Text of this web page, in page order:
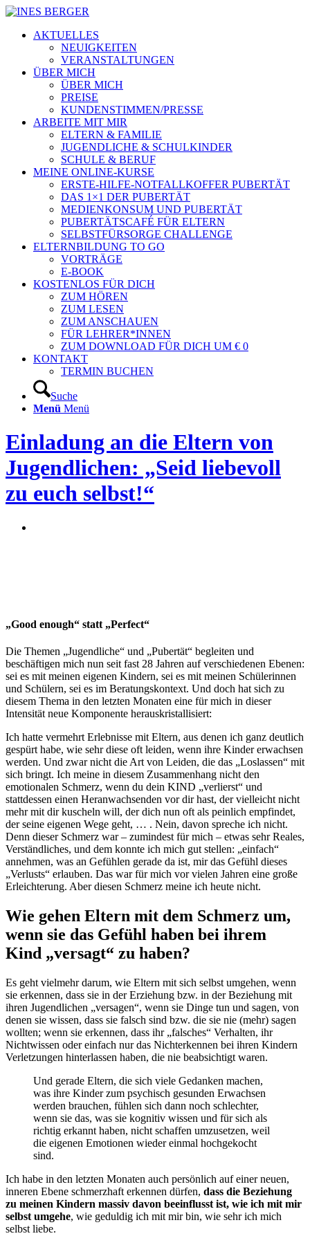
AKTUELLES
NEUIGKEITEN
VERANSTALTUNGEN
ÜBER MICH
ÜBER MICH
PREISE
KUNDENSTIMMEN/PRESSE
ARBEITE MIT MIR
ELTERN & FAMILIE
JUGENDLICHE & SCHULKINDER
SCHULE & BERUF
MEINE ONLINE-KURSE
ERSTE-HILFE-NOTFALLKOFFER PUBERTÄT
DAS 1×1 DER PUBERTÄT
MEDIENKONSUM UND PUBERTÄT
PUBERTÄTSCAFÉ FÜR ELTERN
SELBSTFÜRSORGE CHALLENGE
ELTERNBILDUNG TO GO
VORTRÄGE
E-BOOK
KOSTENLOS FÜR DICH
ZUM HÖREN
ZUM LESEN
ZUM ANSCHAUEN
FÜR LEHRER*INNEN
ZUM DOWNLOAD FÜR DICH UM € 0
KONTAKT
TERMIN BUCHEN
Suche
Menü Menü
Einladung an die Eltern von
Jugendlichen: „Seid liebevoll
zu euch selbst!“
„Good enough“ statt „Perfect“
Die Themen „Jugendliche“ und „Pubertät“ begleiten und
beschäftigen mich nun seit fast 28 Jahren auf verschiedenen Ebenen:
sei es mit meinen eigenen Kindern, sei es mit meinen Schülerinnen
und Schülern, sei es im Beratungskontext. Und doch hat sich zu
diesem Thema in den letzten Monaten eine für mich in dieser
Intensität neue Komponente herauskristallisiert:
Ich hatte vermehrt Erlebnisse mit Eltern, aus denen ich ganz deutlich
gespürt habe, wie sehr diese oft leiden, wenn ihre Kinder erwachsen
werden. Und zwar nicht die Art von Leiden, die das „Loslassen“ mit
sich bringt. Ich meine in diesem Zusammenhang nicht den
emotionalen Schmerz, wenn du dein KIND „verlierst“ und
stattdessen einen Heranwachsenden vor dir hast, der vielleicht nicht
mehr mit dir kuscheln will, der dich nun oft als peinlich empfindet,
der seine eigenen Wege geht, … . Nein, davon spreche ich nicht.
Denn dieser Schmerz war – zumindest für mich – etwas sehr Reales,
Verständliches, und dem konnte ich mich gut stellen: „einfach“
annehmen, was an Gefühlen gerade da ist, mir das Gefühl dieses
„Verlusts“ erlauben. Das war für mich vor vielen Jahren eine große
Erleichterung. Aber diesen Schmerz meine ich heute nicht.
Wie gehen Eltern mit dem Schmerz um,
wenn sie das Gefühl haben bei ihrem
Kind „versagt“ zu haben?
Es geht vielmehr darum, wie Eltern mit sich selbst umgehen, wenn
sie erkennen, dass sie in der Erziehung bzw. in der Beziehung mit
ihren Jugendlichen „versagen“, wenn sie Dinge tun und sagen, von
denen sie wissen, dass sie falsch sind bzw. die sie nie (mehr) sagen
wollten; wenn sie erkennen, dass ihr „falsches“ Verhalten, ihr
Nichtwissen oder einfach nur das Nichterkennen bei ihren Kindern
Verletzungen hinterlassen haben, die nie beabsichtigt waren.
Und gerade Eltern, die sich viele Gedanken machen,
was ihre Kinder zum psychisch gesunden Erwachsen
werden brauchen, fühlen sich dann noch schlechter,
wenn sie das, was sie kognitiv wissen und für sich als
richtig erkannt haben, nicht schaffen umzusetzen, weil
die eigenen Emotionen wieder einmal hochgekocht
sind.
Ich habe in den letzten Monaten auch persönlich auf einer neuen,
inneren Ebene schmerzhaft erkennen dürfen, dass die Beziehung
zu meinen Kindern massiv davon beeinflusst ist, wie ich mit mir
selbst umgehe, wie geduldig ich mit mir bin, wie sehr ich mich
selbst liebe.